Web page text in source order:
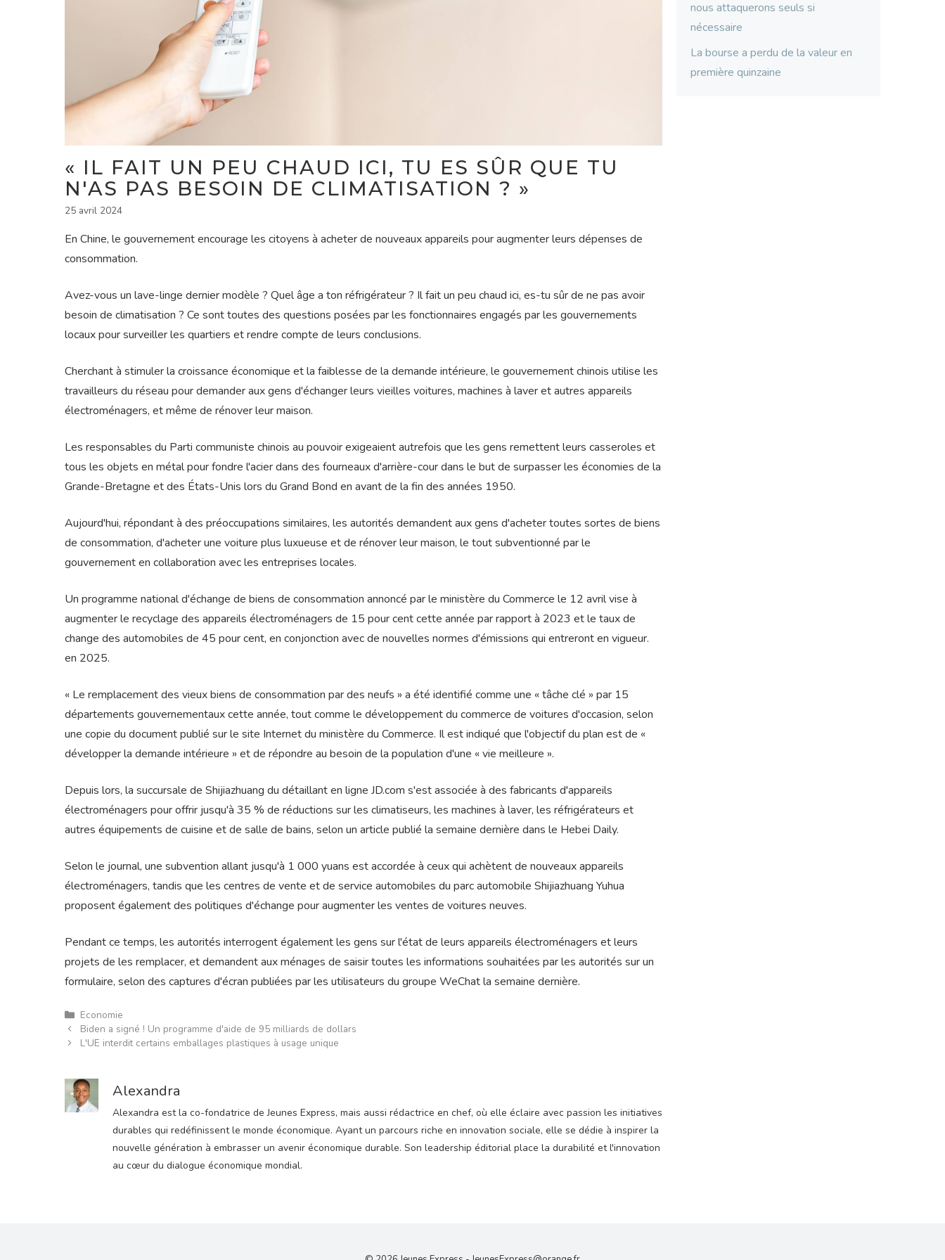
« IL FAIT UN PEU CHAUD ICI, TU ES SÛR QUE TU
N'AS PAS BESOIN DE CLIMATISATION ? »
25 avril 2024
En Chine, le gouvernement encourage les citoyens à acheter de nouveaux appareils pour augmenter leurs dépenses de
consommation.
Avez-vous un lave-linge dernier modèle ? Quel âge a ton réfrigérateur ? Il fait un peu chaud ici, es-tu sûr de ne pas avoir
besoin de climatisation ? Ce sont toutes des questions posées par les fonctionnaires engagés par les gouvernements
locaux pour surveiller les quartiers et rendre compte de leurs conclusions.
Cherchant à stimuler la croissance économique et la faiblesse de la demande intérieure, le gouvernement chinois utilise les
travailleurs du réseau pour demander aux gens d'échanger leurs vieilles voitures, machines à laver et autres appareils
électroménagers, et même de rénover leur maison.
Les responsables du Parti communiste chinois au pouvoir exigeaient autrefois que les gens remettent leurs casseroles et
tous les objets en métal pour fondre l'acier dans des fourneaux d'arrière-cour dans le but de surpasser les économies de la
Grande-Bretagne et des États-Unis lors du Grand Bond en avant de la fin des années 1950.
Aujourd'hui, répondant à des préoccupations similaires, les autorités demandent aux gens d'acheter toutes sortes de biens
de consommation, d'acheter une voiture plus luxueuse et de rénover leur maison, le tout subventionné par le
gouvernement en collaboration avec les entreprises locales.
Un programme national d'échange de biens de consommation annoncé par le ministère du Commerce le 12 avril vise à
augmenter le recyclage des appareils électroménagers de 15 pour cent cette année par rapport à 2023 et le taux de
change des automobiles de 45 pour cent, en conjonction avec de nouvelles normes d'émissions qui entreront en vigueur.
en 2025.
« Le remplacement des vieux biens de consommation par des neufs » a été identifié comme une « tâche clé » par 15
départements gouvernementaux cette année, tout comme le développement du commerce de voitures d'occasion, selon
une copie du document publié sur le site Internet du ministère du Commerce. Il est indiqué que l'objectif du plan est de «
développer la demande intérieure » et de répondre au besoin de la population d'une « vie meilleure ».
Depuis lors, la succursale de Shijiazhuang du détaillant en ligne JD.com s'est associée à des fabricants d'appareils
électroménagers pour offrir jusqu'à 35 % de réductions sur les climatiseurs, les machines à laver, les réfrigérateurs et
autres équipements de cuisine et de salle de bains, selon un article publié la semaine dernière dans le Hebei Daily.
Selon le journal, une subvention allant jusqu'à 1 000 yuans est accordée à ceux qui achètent de nouveaux appareils
électroménagers, tandis que les centres de vente et de service automobiles du parc automobile Shijiazhuang Yuhua
proposent également des politiques d'échange pour augmenter les ventes de voitures neuves.
Pendant ce temps, les autorités interrogent également les gens sur l'état de leurs appareils électroménagers et leurs
projets de les remplacer, et demandent aux ménages de saisir toutes les informations souhaitées par les autorités sur un
formulaire, selon des captures d'écran publiées par les utilisateurs du groupe WeChat la semaine dernière.
Catégories
Economie
Biden a signé ! Un programme d'aide de 95 milliards de dollars
L'UE interdit certains emballages plastiques à usage unique
Alexandra
Alexandra est la co-fondatrice de Jeunes Express, mais aussi rédactrice en chef, où elle éclaire avec passion les initiatives
durables qui redéfinissent le monde économique. Ayant un parcours riche en innovation sociale, elle se dédie à inspirer la
nouvelle génération à embrasser un avenir économique durable. Son leadership éditorial place la durabilité et l'innovation
au cœur du dialogue économique mondial.
nous attaquerons seuls si
nécessaire
La bourse a perdu de la valeur en
première quinzaine